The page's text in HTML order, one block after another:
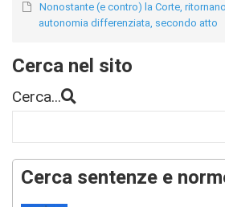
Nonostante (e contro) la Corte,
autonomia differenziata, secondo atto
Cerca nel sito
Cerca...
Cerca sentenze e